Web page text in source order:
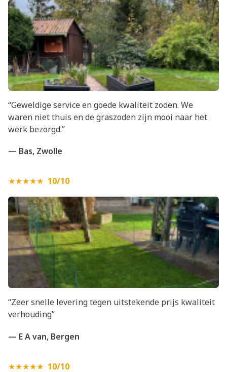
“Geweldige service en goede kwaliteit zoden. We
waren niet thuis en de graszoden zijn mooi naar het
werk bezorgd.”
— Bas, Zwolle
★★★★★ 10/10
“Zeer snelle levering tegen uitstekende prijs kwaliteit
verhouding”
— E A van, Bergen
★★★★★ 10/10